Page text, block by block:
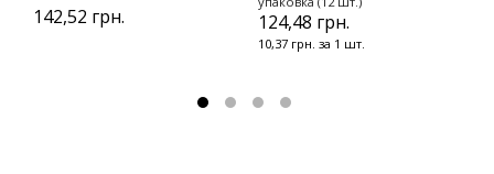
142,52 грн. 124,48 грн.
10,37 грн. за 1 шт.